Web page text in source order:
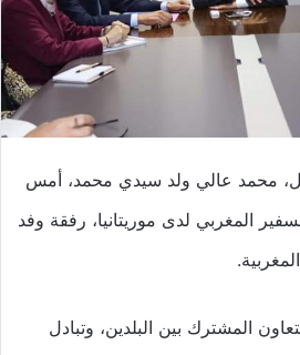
محمد عالي ولد سيدي محمد، أمس
المغربي لدى موريتانيا، رفقة وفد
المشترك بين البلدين، وتبادل